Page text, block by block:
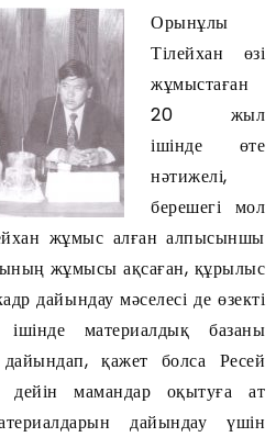
Орынұлы
Тілейхан өзі
жұмыстаған
20 жыл
ішінде өте
нәтижелі,
берешегі мол
жұмыс алған алпысыншы
жұмысы ақсаған, құрылыс
дайындау мәселесі де өзекті
материалдық базаны
қажет болса Ресей
дейін мамандар оқытуға ат
дайындау үшін